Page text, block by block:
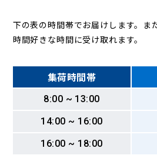
下の表の時間帯でお届けします。ま
時間好きな時間に受け取れます。
集荷時間帯
8:00 ~ 13:00
14:00 ~ 16:00
16:00 ~ 18:00